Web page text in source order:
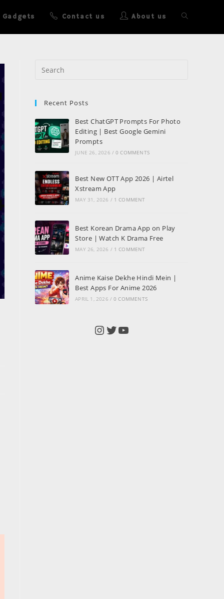
Gadgets Contact us About us
Recent Posts
Best ChatGPT Prompts For Photo
Editing | Best Google Gemini
Prompts
JUNE 26, 2026 / 0 COMMENTS
Best New OTT App 2026 | Airtel
Xstream App
MAY 31, 2026 / 1 COMMENT
Best Korean Drama App on Play
Store | Watch K Drama Free
MAY 26, 2026 / 1 COMMENT
Anime Kaise Dekhe Hindi Mein |
Best Apps For Anime 2026
APRIL 1, 2026 / 0 COMMENTS